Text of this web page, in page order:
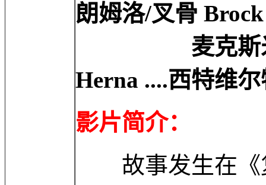
朗姆洛/叉骨
麦克斯米利
Herna ....西特维
影片简介：
故事发生在《